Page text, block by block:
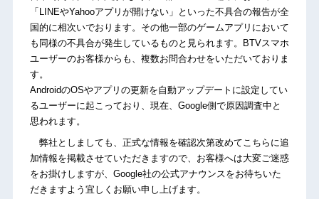
「LINEやYahooアプリが開けない」といった不具合の報告が全
国的に相次いでおります。その他一部のゲームアプリにおいて
も同様の不具合が発生しているものと見られます。BTVスマホ
ユーザーのお客様からも、複数お問合わせをいただいておりま
す。
AndroidのOSやアプリの更新を自動アップデートに設定してい
るユーザーに起こっており、現在、Google側で原因調査中と
思われます。
弊社としましても、正式な情報を確認次第改めてこちらに追
加情報を掲載させていただきますので、お客様へは大変ご迷惑
をお掛けしますが、Google社の公式アナウンスをお待ちいた
だきますよう宜しくお願い申し上げます。